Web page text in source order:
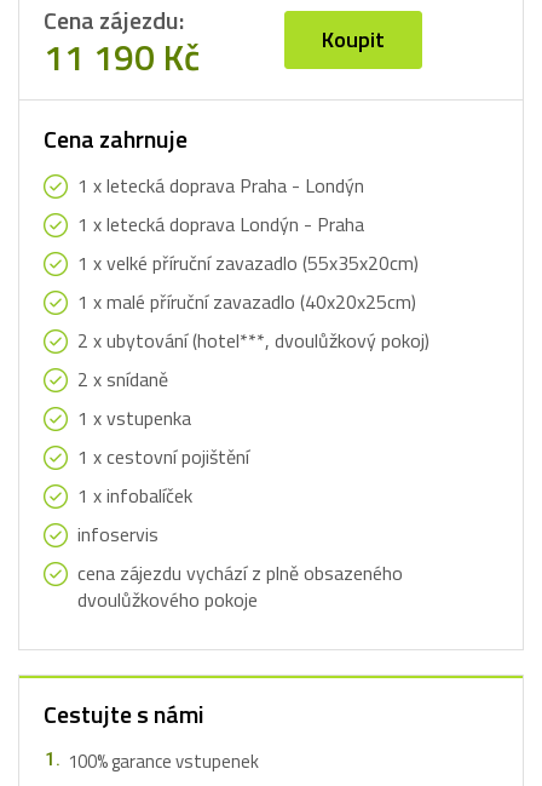
Cena zájezdu:
11 190 Kč Koupit
Cena zahrnuje
1 x letecká doprava Praha - Londýn
1 x letecká doprava Londýn - Praha
1 x velké příruční zavazadlo (55x35x20cm)
1 x malé příruční zavazadlo (40x20x25cm)
2 x ubytování (hotel***, dvoulůžkový pokoj)
2 x snídaně
1 x vstupenka
1 x cestovní pojištění
1 x infobalíček
infoservis
cena zájezdu vychází z plně obsazeného
dvoulůžkového pokoje
Cestujte s námi
100% garance vstupenek